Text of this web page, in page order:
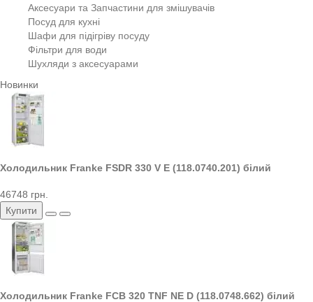
Аксесуари та Запчастини для змішувачів
Посуд для кухні
Шафи для підігріву посуду
Фільтри для води
Шухляди з аксесуарами
Новинки
Холодильник Franke FSDR 330 V E (118.0740.201) білий
46748 грн.
Купити
Холодильник Franke FCB 320 TNF NE D (118.0748.662) білий